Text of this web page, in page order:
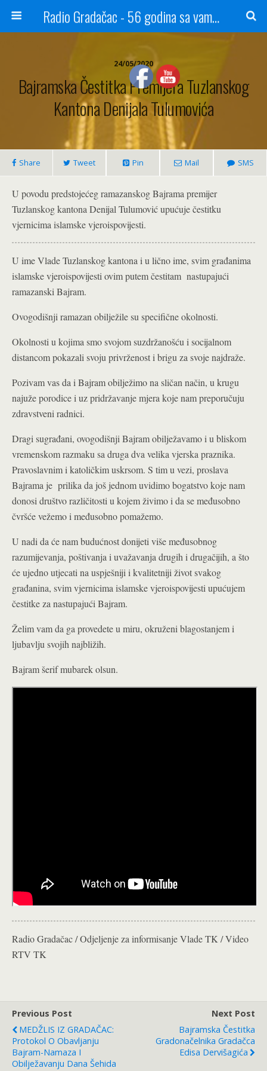
Radio Gradačac - 56 godina sa vama...
24/05/2020
Bajramska Čestitka Premijera Tuzlanskog
Kantona Denijala Tulumovića
Share Tweet Pin Mail SMS
U povodu predstojećeg ramazanskog Bajrama premijer
Tuzlanskog kantona Denijal Tulumović upućuje čestitku
vjernicima islamske vjeroispovijesti.
U ime Vlade Tuzlanskog kantona i u lično ime, svim građanima
islamske vjeroispovijesti ovim putem čestitam nastupajući
ramazanski Bajram.
Ovogodišnji ramazan obilježile su specifične okolnosti.
Okolnosti u kojima smo svojom suzdržanošću i socijalnom
distancom pokazali svoju privrženost i brigu za svoje najdraže.
Pozivam vas da i Bajram obilježimo na sličan način, u krugu
najuže porodice i uz pridržavanje mjera koje nam preporučuju
zdravstveni radnici.
Dragi sugrađani, ovogodišnji Bajram obilježavamo i u bliskom
vremenskom razmaku sa druga dva velika vjerska praznika.
Pravoslavnim i katoličkim uskrsom. S tim u vezi, proslava
Bajrama je prilika da još jednom uvidimo bogatstvo koje nam
donosi društvo različitosti u kojem živimo i da se međusobno
čvršće vežemo i međusobno pomažemo.
U nadi da će nam budućnost donijeti više međusobnog
razumijevanja, poštivanja i uvažavanja drugih i drugačijih, a što
će ujedno utjecati na uspješniji i kvalitetniji život svakog
građanina, svim vjernicima islamske vjeroispovijesti upućujem
čestitke za nastupajući Bajram.
Želim vam da ga provedete u miru, okruženi blagostanjem i
ljubavlju svojih najbližih.
Bajram šerif mubarek olsun.
Radio Gradačac / Odjeljenje za informisanje Vlade TK / Video
RTV TK
Previous Post
MEDŽLIS IZ GRADAČAC:
Protokol O Obavljanju
Bajram-Namaza I
Obilježavanju Dana Šehida
Next Post
Bajramska Čestitka
Gradonačelnika Gradačca
Edisa Dervišagića